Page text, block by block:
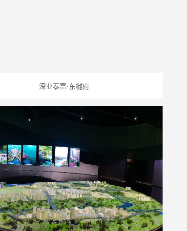
深业泰富·东樾府